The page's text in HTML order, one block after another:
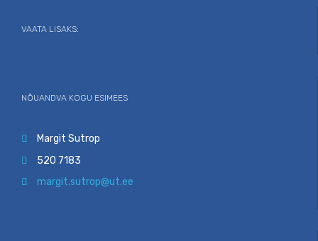
VAATA LISAKS:
NÕUANDVA KOGU ESIMEES
 Margit Sutrop
 520 7183
 margit.sutrop@ut.ee